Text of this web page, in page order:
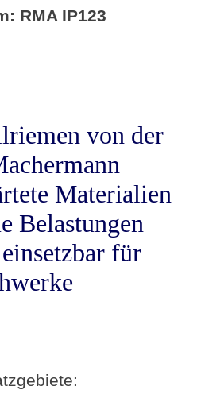
RMA IP123
von der
Materialien
Belastungen
für